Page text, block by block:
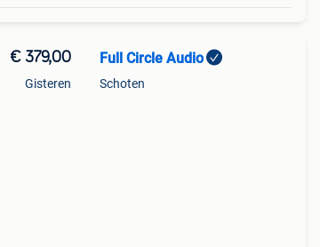
€ 379,00
Gisteren
Full Circle Audio
Schoten